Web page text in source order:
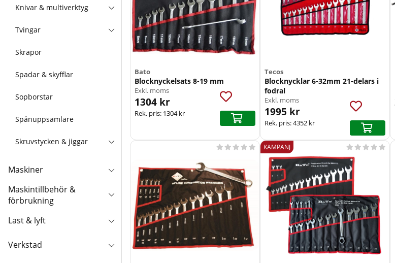
Knivar & multiverktyg
Tvingar
Skrapor
Spadar & skyfflar
Sopborstar
Spånuppsamlare
Skruvstycken & jiggar
Maskiner
Maskintillbehör &
förbrukning
Last & lyft
Verkstad
Bato
Blocknyckelsats 8-19 mm
Exkl. moms
1304 kr
Rek. pris: 1304 kr
Tecos
Blocknycklar 6-32mm 21-delars i
fodral
Exkl. moms
1995 kr
Rek. pris:4352 kr
     KAMPANJ     